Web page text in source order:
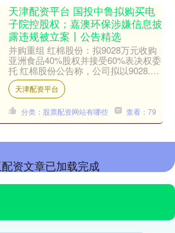
天津配资平台 国投中鲁拟购买电
子院控股权；嘉澳环保涉嫌信息披
露违规被立案丨公告精选
并购重组 红棉股份：拟9028万元收购
亚洲食品40%股权并接受60%表决权委
托 红棉股份公告称，公司拟以9028.04
万元收购广州市南业营元投资咨询有限
公司持有....
天津配资平台
分类：股票配资网站有哪些 查看：79
资文章已加载完成